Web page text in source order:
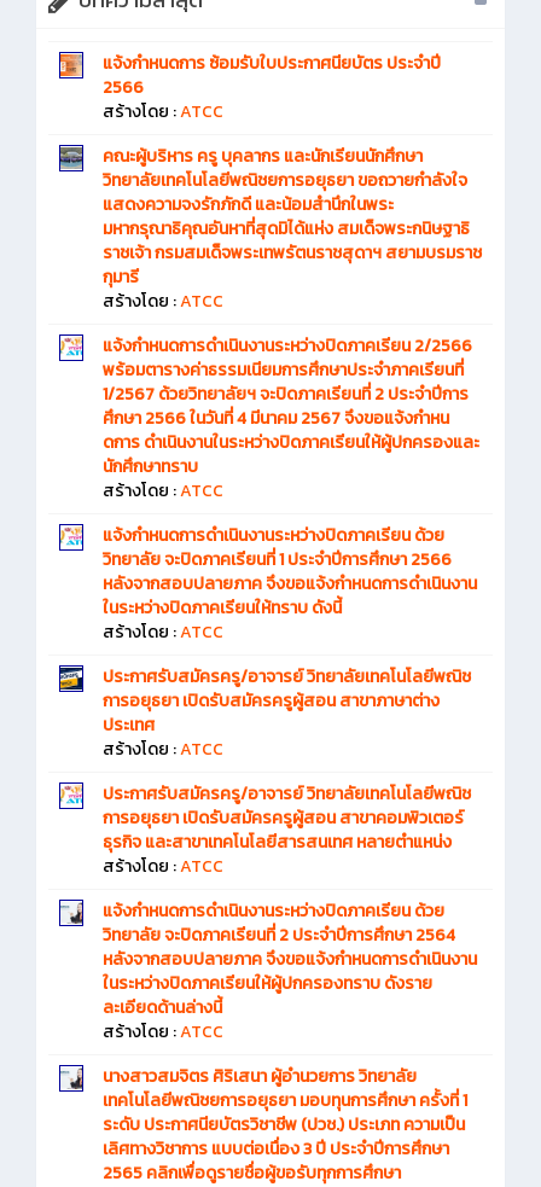
แจ้งกำหนดการ ซ้อมรับใบประกาศนียบัตร ประจำปี
2566
สร้างโดย :ATCC
คณะผู้บริหาร ครู บุคลากร และนักเรียนนักศึกษา
วิทยาลัยเทคโนโลยีพณิชยการอยุธยา ขอถวายกำลังใจ
แสดงความจงรักภักดี และน้อมสำนึกในพระ
มหากรุณาธิคุณอันหาที่สุดมิได้แห่ง สมเด็จพระกนิษฐาธิ
ราชเจ้า กรมสมเด็จพระเทพรัตนราชสุดาฯ สยามบรมราช
กุมารี
สร้างโดย :ATCC
แจ้งกําหนดการดําเนินงานระหว่างปิดภาคเรียน 2/2566
พร้อมตารางค่าธรรมเนียมการศึกษาประจำภาคเรียนที่
1/2567 ด้วยวิทยาลัยฯ จะปิดภาคเรียนที่ 2 ประจําปีการ
ศึกษา 2566 ในวันที่ 4 มีนาคม 2567 จึงขอแจ้งกําหน
ดการ ดําเนินงานในระหว่างปิดภาคเรียนให้ผู้ปกครองและ
นักศึกษาทราบ
สร้างโดย :ATCC
แจ้งกำหนดการดำเนินงานระหว่างปิดภาคเรียน ด้วย
วิทยาลัย จะปิดภาคเรียนที่ 1 ประจำปีการศึกษา 2566
หลังจากสอบปลายภาค จึงขอแจ้งกำหนดการดำเนินงาน
ในระหว่างปิดภาคเรียนให้ทราบ ดังนี้
สร้างโดย :ATCC
ประกาศรับสมัครครู/อาจารย์ วิทยาลัยเทคโนโลยีพณิช
การอยุธยา เปิดรับสมัครครูผู้สอน สาขาภาษาต่าง
ประเทศ
สร้างโดย :ATCC
ประกาศรับสมัครครู/อาจารย์ วิทยาลัยเทคโนโลยีพณิช
การอยุธยา เปิดรับสมัครครูผู้สอน สาขาคอมพิวเตอร์
ธุรกิจ และสาขาเทคโนโลยีสารสนเทศ หลายตำแหน่ง
สร้างโดย :ATCC
แจ้งกำหนดการดำเนินงานระหว่างปิดภาคเรียน ด้วย
วิทยาลัย จะปิดภาคเรียนที่ 2 ประจำปีการศึกษา 2564
หลังจากสอบปลายภาค จึงขอแจ้งกำหนดการดำเนินงาน
ในระหว่างปิดภาคเรียนให้ผู้ปกครองทราบ ดังราย
ละเอียดด้านล่างนี้
สร้างโดย :ATCC
นางสาวสมจิตร ศิริเสนา ผู้อำนวยการ วิทยาลัย
เทคโนโลยีพณิชยการอยุธยา มอบทุนการศึกษา ครั้งที่ 1
ระดับ ประกาศนียบัตรวิชาชีพ (ปวช.) ประเภท ความเป็น
เลิศทางวิชาการ แบบต่อเนื่อง 3 ปี ประจำปีการศึกษา
2565 คลิกเพื่อดูรายชื่อผู้ขอรับทุกการศึกษา